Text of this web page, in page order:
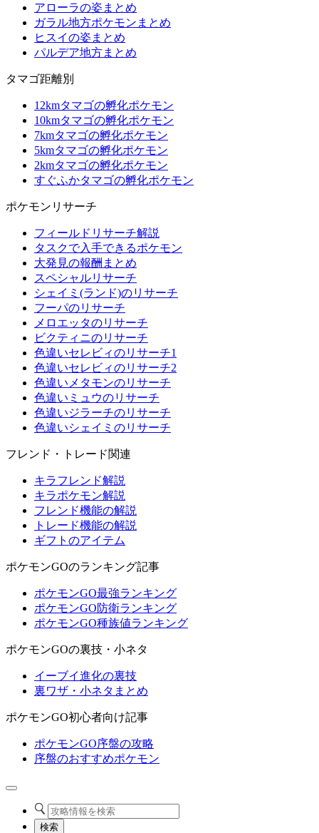
アローラの姿まとめ
ガラル地方ポケモンまとめ
ヒスイの姿まとめ
パルデア地方まとめ
タマゴ距離別
12kmタマゴの孵化ポケモン
10kmタマゴの孵化ポケモン
7kmタマゴの孵化ポケモン
5kmタマゴの孵化ポケモン
2kmタマゴの孵化ポケモン
すぐふかタマゴの孵化ポケモン
ポケモンリサーチ
フィールドリサーチ解説
タスクで入手できるポケモン
大発見の報酬まとめ
スペシャルリサーチ
シェイミ(ランド)のリサーチ
フーパのリサーチ
メロエッタのリサーチ
ビクティニのリサーチ
色違いセレビィのリサーチ1
色違いセレビィのリサーチ2
色違いメタモンのリサーチ
色違いミュウのリサーチ
色違いジラーチのリサーチ
色違いシェイミのリサーチ
フレンド・トレード関連
キラフレンド解説
キラポケモン解説
フレンド機能の解説
トレード機能の解説
ギフトのアイテム
ポケモンGOのランキング記事
ポケモンGO最強ランキング
ポケモンGO防衛ランキング
ポケモンGO種族値ランキング
ポケモンGOの裏技・小ネタ
イーブイ進化の裏技
裏ワザ・小ネタまとめ
ポケモンGO初心者向け記事
ポケモンGO序盤の攻略
序盤のおすすめポケモン
検索